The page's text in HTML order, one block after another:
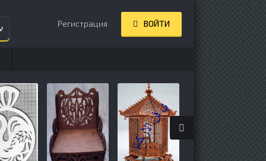
Регистрация ВОЙТИ